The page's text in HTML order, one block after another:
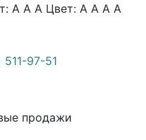
A A A Цвет: A A A A
97-51
продажи